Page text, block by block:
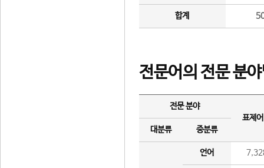
합계
전문어의 전문 분
전문 분야
표제
대분류
중분류
언어